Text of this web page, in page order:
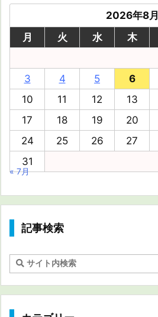
2026年8月
月
火 水 木
3
4 5 6
10
11 12 13
17
18 19 20
24
25 26 27
31
« 7月
記事検索